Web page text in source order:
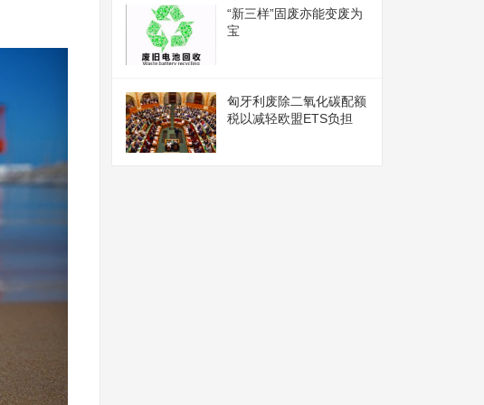
“新三样”固废亦能变废为
宝
匈牙利废除二氧化碳配额
税以减轻欧盟ETS负担